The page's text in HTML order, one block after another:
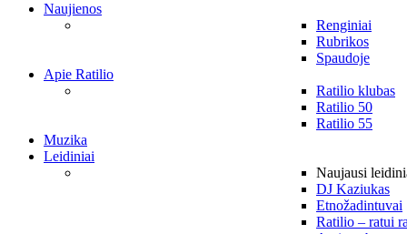
Naujienos
Renginiai
Rubrikos
Spaudoje
Apie Ratilio
Ratilio klubas
Ratilio 50
Ratilio 55
Muzika
Leidiniai
Naujausi
DJ Kaziukas
Etnožadintuvai
Ratilio – ratui